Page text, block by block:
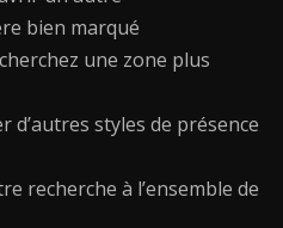
bien marqué
une zone plus
d’autres styles de présence
recherche à l’ensemble de